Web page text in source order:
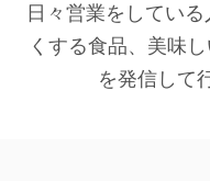
日々営業をしてい
くする食品、美味
を発信して